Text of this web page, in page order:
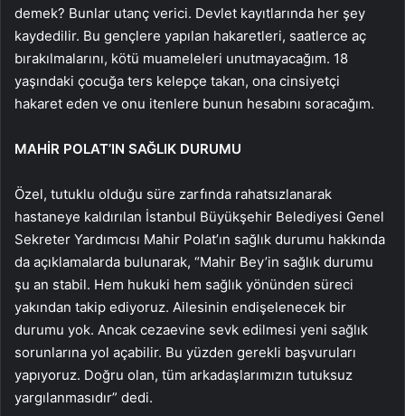
demek? Bunlar utanç verici. Devlet kayıtlarında her şey
kaydedilir. Bu gençlere yapılan hakaretleri, saatlerce aç
bırakılmalarını, kötü muameleleri unutmayacağım. 18
yaşındaki çocuğa ters kelepçe takan, ona cinsiyetçi
hakaret eden ve onu itenlere bunun hesabını soracağım.
MAHİR POLAT’IN SAĞLIK DURUMU
Özel, tutuklu olduğu süre zarfında rahatsızlanarak
hastaneye kaldırılan İstanbul Büyükşehir Belediyesi Genel
Sekreter Yardımcısı Mahir Polat’ın sağlık durumu hakkında
da açıklamalarda bulunarak, “Mahir Bey’in sağlık durumu
şu an stabil. Hem hukuki hem sağlık yönünden süreci
yakından takip ediyoruz. Ailesinin endişelenecek bir
durumu yok. Ancak cezaevine sevk edilmesi yeni sağlık
sorunlarına yol açabilir. Bu yüzden gerekli başvuruları
yapıyoruz. Doğru olan, tüm arkadaşlarımızın tutuksuz
yargılanmasıdır” dedi.